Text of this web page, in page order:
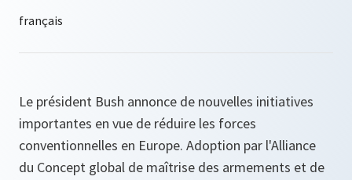
Le président Bush annonce de nouvelles initiatives
importantes en vue de réduire les forces
conventionnelles en Europe. Adoption par l'Alliance
du Concept global de maîtrise des armements et de